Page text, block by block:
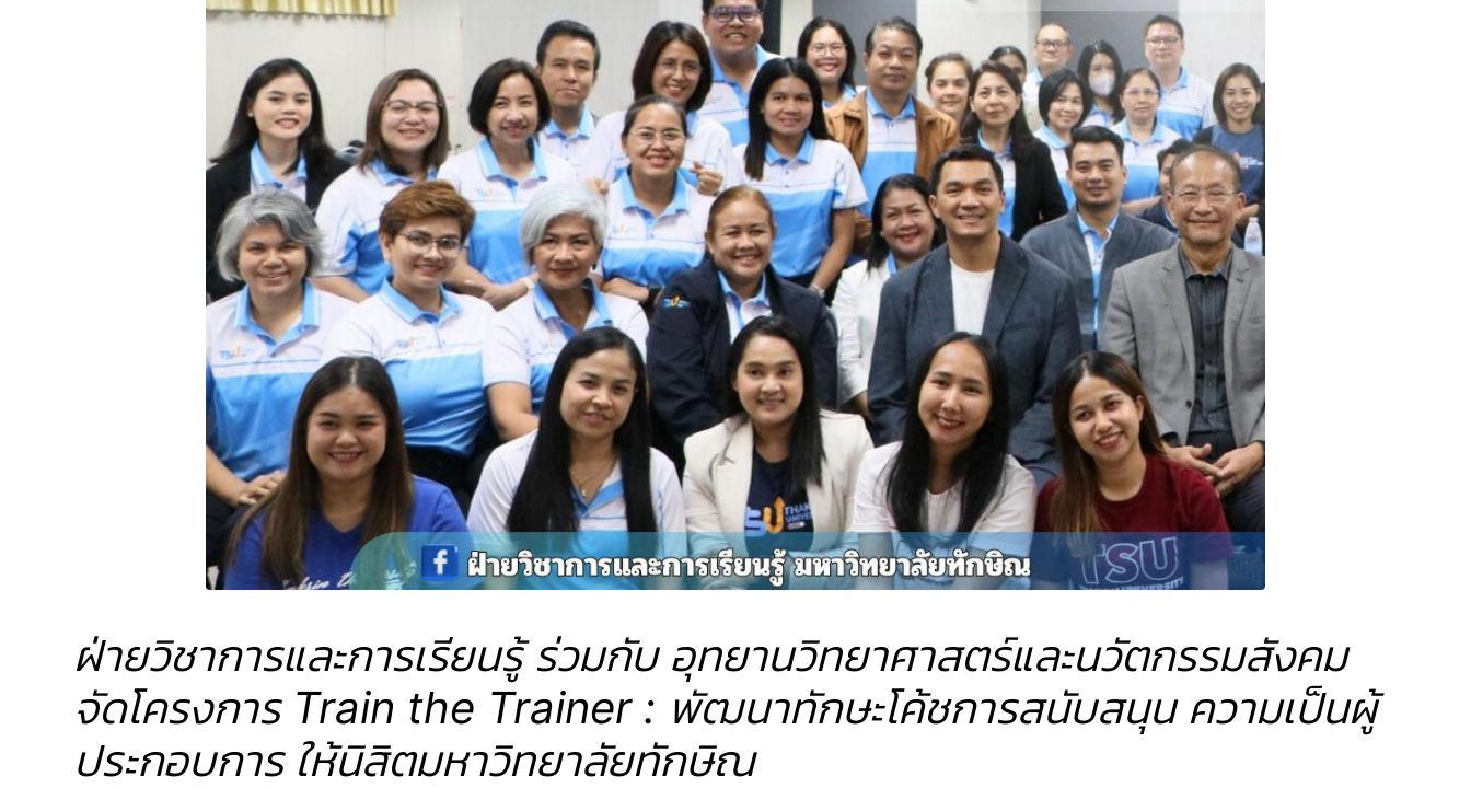
ฝ่ายวิชาการและการเรียนรู้ ร่วมกับ อุทยานวิทยาศาสตร์และนวัตกรรมสังคม
จัดโครงการ Train the Trainer : พัฒนาทักษะโค้ชการสนับสนุน ความเป็นผู้
ประกอบการ ให้นิสิตมหาวิทยาลัยทักษิณ